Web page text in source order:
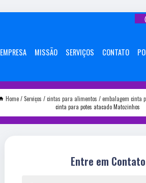
EMPRESA MISSÃO SERVIÇOS CONTATO
Home Serviços cintas para alimentos
embalagem cinta
cinta para potes atacado Matozinhos
Entre em Contato